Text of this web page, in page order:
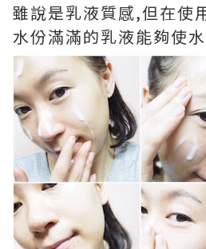
雖說是乳液質感,但在使
水份滿滿的乳液能夠使